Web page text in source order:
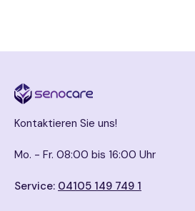
Kontaktieren Sie uns!
Mo. - Fr. 08:00 bis 16:00 Uhr
Service: 04105 149 749 1